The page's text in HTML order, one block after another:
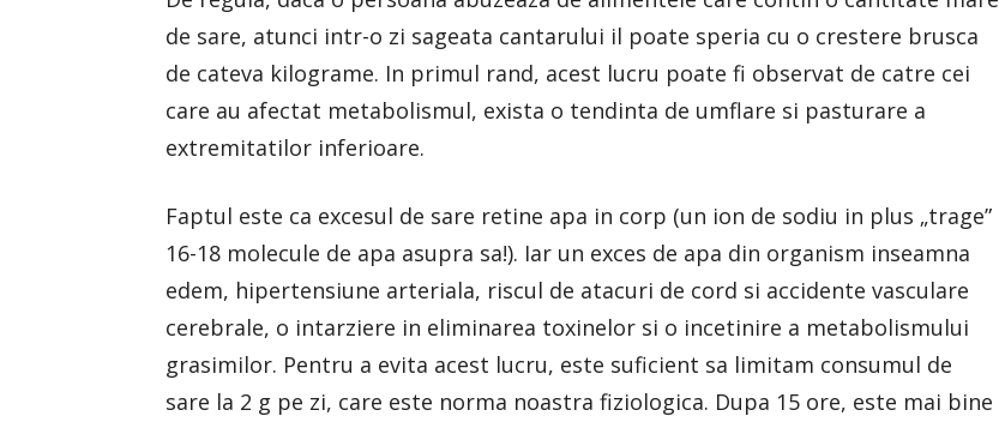
de sare, atunci intr-o zi sageata cantarului il poate speria cu o crestere brusca
de cateva kilograme. In primul rand, acest lucru poate fi observat de catre cei
care au afectat metabolismul, exista o tendinta de umflare si pasturare a
extremitatilor inferioare.
Faptul este ca excesul de sare retine apa in corp (un ion de sodiu in plus „trage”
16-18 molecule de apa asupra sa!). Iar un exces de apa din organism inseamna
edem, hipertensiune arteriala, riscul de atacuri de cord si accidente vasculare
cerebrale, o intarziere in eliminarea toxinelor si o incetinire a metabolismului
grasimilor. Pentru a evita acest lucru, este suficient sa limitam consumul de
sare la 2 g pe zi, care este norma noastra fiziologica. Dupa 15 ore, este mai bine